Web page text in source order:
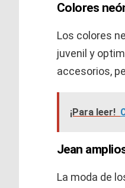
Colores
Los colores
juvenil y
accesorios,
¡Para leer!
Jean
La moda de